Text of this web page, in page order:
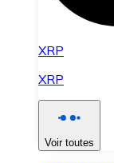
XRP
XRP
Voir toutes